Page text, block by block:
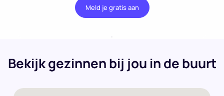
Meld je gratis aan
.
Bekijk gezinnen bij jou in de buurt